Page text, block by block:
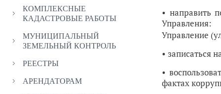
КОМПЛЕКСНЫЕ
КАДАСТРОВЫЕ РАБОТЫ
МУНИЦИПАЛЬНЫЙ
ЗЕМЕЛЬНЫЙ КОНТРОЛЬ
РЕЕСТРЫ
АРЕНДАТОРАМ
• направить
Управление
• записаться
•
фактах